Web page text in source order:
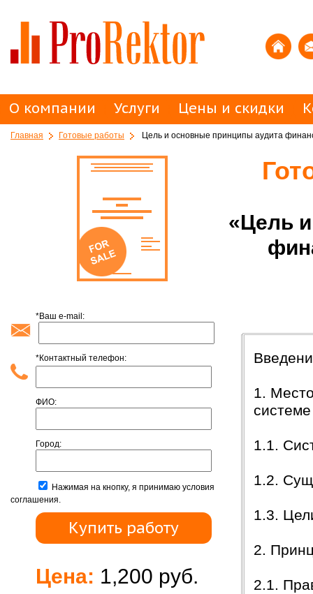
О компании Услуги Цены и скидки
Главная Готовые работы Цель и основные принципы аудита
«Цель
*Ваш e-mail:
*Контактный телефон:
ФИО:
Город:
Нажимая на кнопку, я принимаю условия
соглашения.
Цена: 1,200 руб.
1.
1.1.
1.2.
1.3.
2.
2.1.